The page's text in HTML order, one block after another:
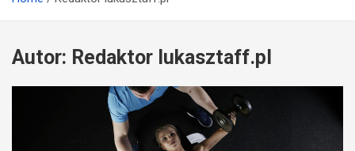
Autor: Redaktor lukasztaff.pl